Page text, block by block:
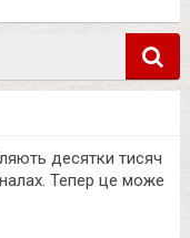
десятки тисяч
Тепер це може